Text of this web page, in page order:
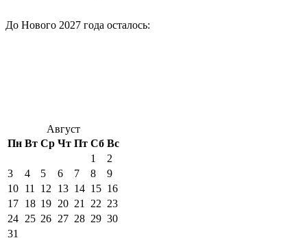
До Нового 2027 года осталось:
Август
Пн Вт Ср Чт Пт Сб Вс
1
2
3
4 5 6 7 8
9
10 11 12 13 14 15 16
17 18 19 20 21 22 23
24 25 26 27 28 29 30
31